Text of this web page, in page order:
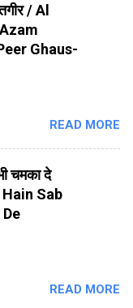
/ Al
Ghaus-
READ MORE
चमका दे
Hain Sab
READ MORE